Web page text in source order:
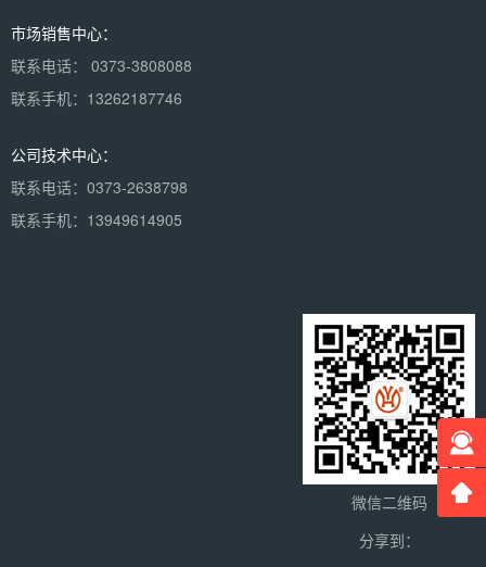
市场销售中心：
联系电话： 0373-3808088
联系手机：13262187746
公司技术中心：
联系电话：0373-2638798
联系手机：13949614905
微信二维码
分享到：